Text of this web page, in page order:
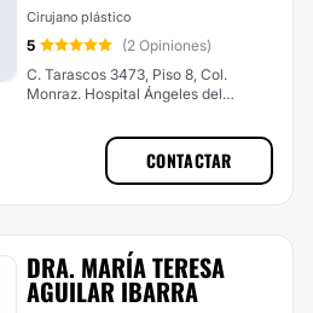
Cirujano plástico
5
(2 Opiniones)
C. Tarascos 3473, Piso 8, Col.
Monraz. Hospital Ángeles del
CONTACTAR
DRA. MARÍA TERESA
AGUILAR IBARRA